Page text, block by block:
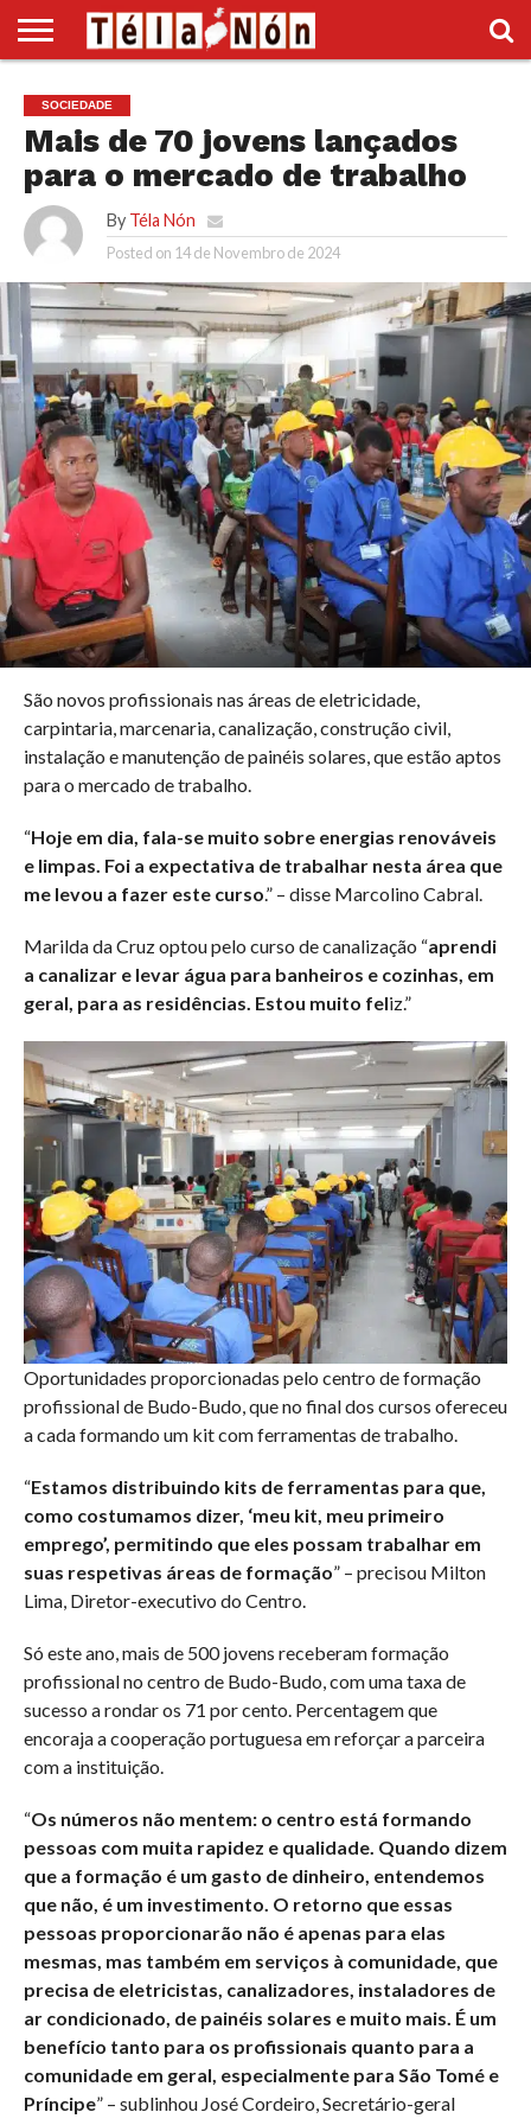
POLÍTICA
ECONOMIA
SOCIEDADE
CULTURA
DESPORTO
SUPLEMENTO
VÍDEOS
ANÚNCIOS
DIVERSOS
SOCIEDADE
Mais de 70 jovens lançados
para o mercado de trabalho
By Téla Nón
Posted on 14 de Novembro de 2024
São novos profissionais nas áreas de eletricidade,
carpintaria, marcenaria, canalização, construção civil,
instalação e manutenção de painéis solares, que estão aptos
para o mercado de trabalho.
“Hoje em dia, fala-se muito sobre energias renováveis
e limpas. Foi a expectativa de trabalhar nesta área que
me levou a fazer este curso.” – disse Marcolino Cabral.
Marilda da Cruz optou pelo curso de canalização “aprendi
a canalizar e levar água para banheiros e cozinhas, em
geral, para as residências. Estou muito feliz.”
Oportunidades proporcionadas pelo centro de formação
profissional de Budo-Budo, que no final dos cursos ofereceu
a cada formando um kit com ferramentas de trabalho.
“Estamos distribuindo kits de ferramentas para que,
como costumamos dizer, ‘meu kit, meu primeiro
emprego’, permitindo que eles possam trabalhar em
suas respetivas áreas de formação” – precisou Milton
Lima, Diretor-executivo do Centro.
Só este ano, mais de 500 jovens receberam formação
profissional no centro de Budo-Budo, com uma taxa de
sucesso a rondar os 71 por cento. Percentagem que
encoraja a cooperação portuguesa em reforçar a parceira
com a instituição.
“Os números não mentem: o centro está formando
pessoas com muita rapidez e qualidade. Quando dizem
que a formação é um gasto de dinheiro, entendemos
que não, é um investimento. O retorno que essas
pessoas proporcionarão não é apenas para elas
mesmas, mas também em serviços à comunidade, que
precisa de eletricistas, canalizadores, instaladores de
ar condicionado, de painéis solares e muito mais. É um
benefício tanto para os profissionais quanto para a
comunidade em geral, especialmente para São Tomé e
Príncipe” – sublinhou José Cordeiro, Secretário-geral